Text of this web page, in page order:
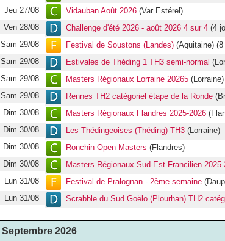
Jeu 27/08
Vidauban Août 2026 (Var Estérel)
Ven 28/08
Challenge d'été 2026 - août 2026 4 sur 4 (4
Sam 29/08
Festival de Soustons (Landes) (Aquitaine) (8
Sam 29/08
Estivales de Théding 1 TH3 semi-normal
Sam 29/08
Masters Régionaux Lorraine 20265 (Lorraine)
Sam 29/08
Rennes TH2 catégoriel étape de la Ronde
Dim 30/08
Masters Régionaux Flandres 2025-2026
Dim 30/08
Les Thédingeoises (Théding) TH3 (Lorraine)
Dim 30/08
Ronchin Open Masters (Flandres)
Dim 30/08
Masters Régionaux Sud-Est-Francilien
Lun 31/08
Festival de Pralognan - 2ème semaine
Lun 31/08
Scrabble du Sud Goëlo (Plourhan) TH2
Septembre 2026